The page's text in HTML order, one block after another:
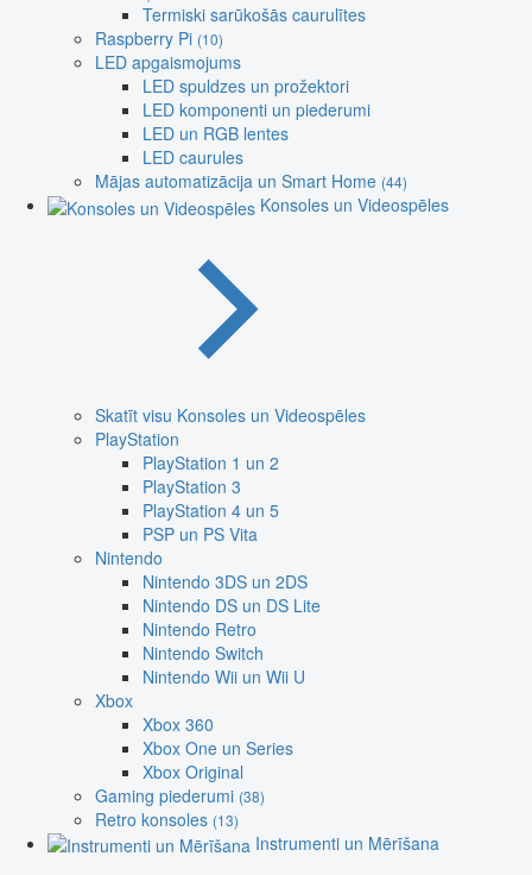
Termiski sarūkošās caurulītes
Raspberry Pi (10)
LED apgaismojums
LED spuldzes un prožektori
LED komponenti un piederumi
LED un RGB lentes
LED caurules
Mājas automatizācija un Smart Home (44)
Konsoles un Videospēles
Skatīt visu Konsoles un Videospēles
PlayStation
PlayStation 1 un 2
PlayStation 3
PlayStation 4 un 5
PSP un PS Vita
Nintendo
Nintendo 3DS un 2DS
Nintendo DS un DS Lite
Nintendo Retro
Nintendo Switch
Nintendo Wii un Wii U
Xbox
Xbox 360
Xbox One un Series
Xbox Original
Gaming piederumi (38)
Retro konsoles (13)
Instrumenti un Mērīšana